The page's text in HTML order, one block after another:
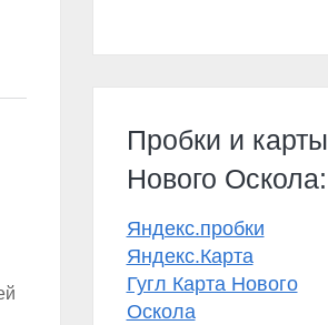
Пробки и карты
Нового Оскола:
Яндекс.пробки
Яндекс.Карта
Гугл Карта Нового
Оскола